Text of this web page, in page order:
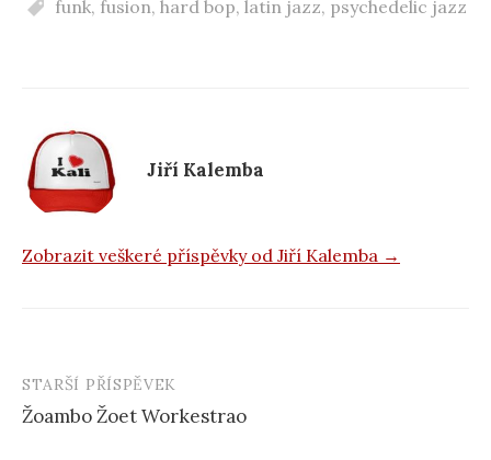
o
k
funk, fusion, hard bop, latin jazz, psychedelic jazz
Jiří Kalemba
Zobrazit veškeré příspěvky od Jiří Kalemba →
Navigace
příspěvku
STARŠÍ PŘÍSPĚVEK
Žoambo Žoet Workestrao